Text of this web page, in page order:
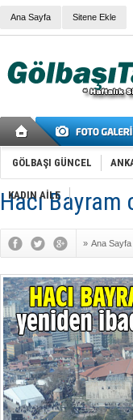
Ana Sayfa Sitene Ekle
GÖLBAŞI GÜNCEL
KADIN AİLE
Hacı Bayram
» Ana Sayfa